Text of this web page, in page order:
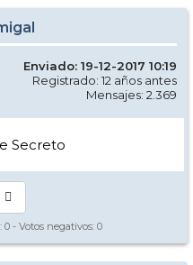
Enviado: 19-12-2017 10:19
Registrado: 12 años antes
Mensajes: 2.369
Secreto
0 - Votos negativos: 0